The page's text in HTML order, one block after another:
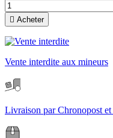
 Acheter
Vente interdite aux mineurs
Livraison par Chronopost